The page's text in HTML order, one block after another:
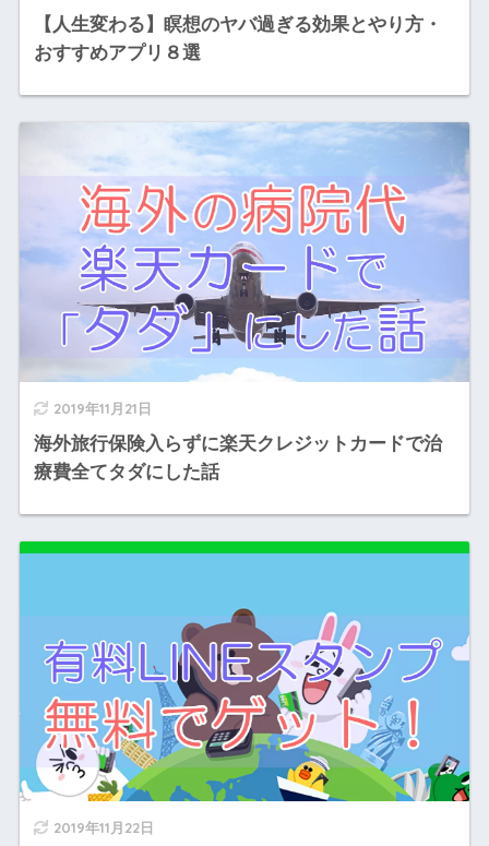
【人生変わる】瞑想のヤバ過ぎる効果とやり方・
おすすめアプリ８選
2019年11月21日
海外旅行保険入らずに楽天クレジットカードで治
療費全てタダにした話
2019年11月22日